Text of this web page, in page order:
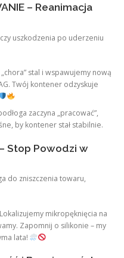
– Reanimacja
uszkodzenia po uderzeniu
stal i wspawujemy nową
Twój kontener odzyskuje
zaczyna „pracować”,
by kontener stał stabilnie.
– Stop Powodzi w
do zniszczenia towaru,
Lokalizujemy mikropęknięcia na
Zapomnij o silikonie – my
lata!